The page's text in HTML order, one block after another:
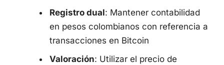
Registro dual: Mantener contabilidad
en pesos colombianos con referencia a
transacciones en Bitcoin
Valoración: Utilizar el precio de